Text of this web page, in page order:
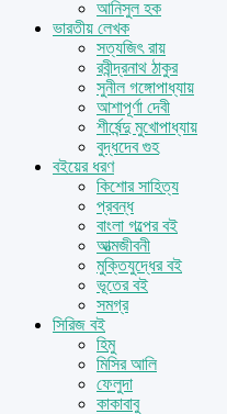
আনিসুল হক
ভারতীয় লেখক
সত্যজিৎ রায়
রবীন্দ্রনাথ ঠাকুর
সুনীল গঙ্গোপাধ্যায়
আশাপূর্ণা দেবী
শীর্ষেন্দু মুখোপাধ্যায়
বুদ্ধদেব গুহ
বইয়ের ধরণ
কিশোর সাহিত্য
প্রবন্ধ
বাংলা গল্পের বই
আত্মজীবনী
মুক্তিযুদ্ধের বই
ভূতের বই
সমগ্র
সিরিজ বই
হিমু
মিসির আলি
ফেলুদা
কাকাবাবু